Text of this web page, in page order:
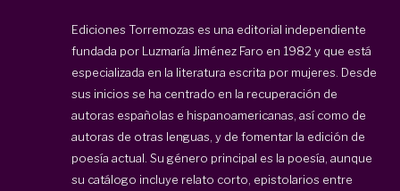
Ediciones Torremozas es una editorial independiente
fundada por Luzmaría Jiménez Faro en 1982 y que está
especializada en la literatura escrita por mujeres. Desde
sus inicios se ha centrado en la recuperación de
autoras españolas e hispanoamericanas, así como de
autoras de otras lenguas, y de fomentar la edición de
poesía actual. Su género principal es la poesía, aunque
su catálogo incluye relato corto, epistolarios entre